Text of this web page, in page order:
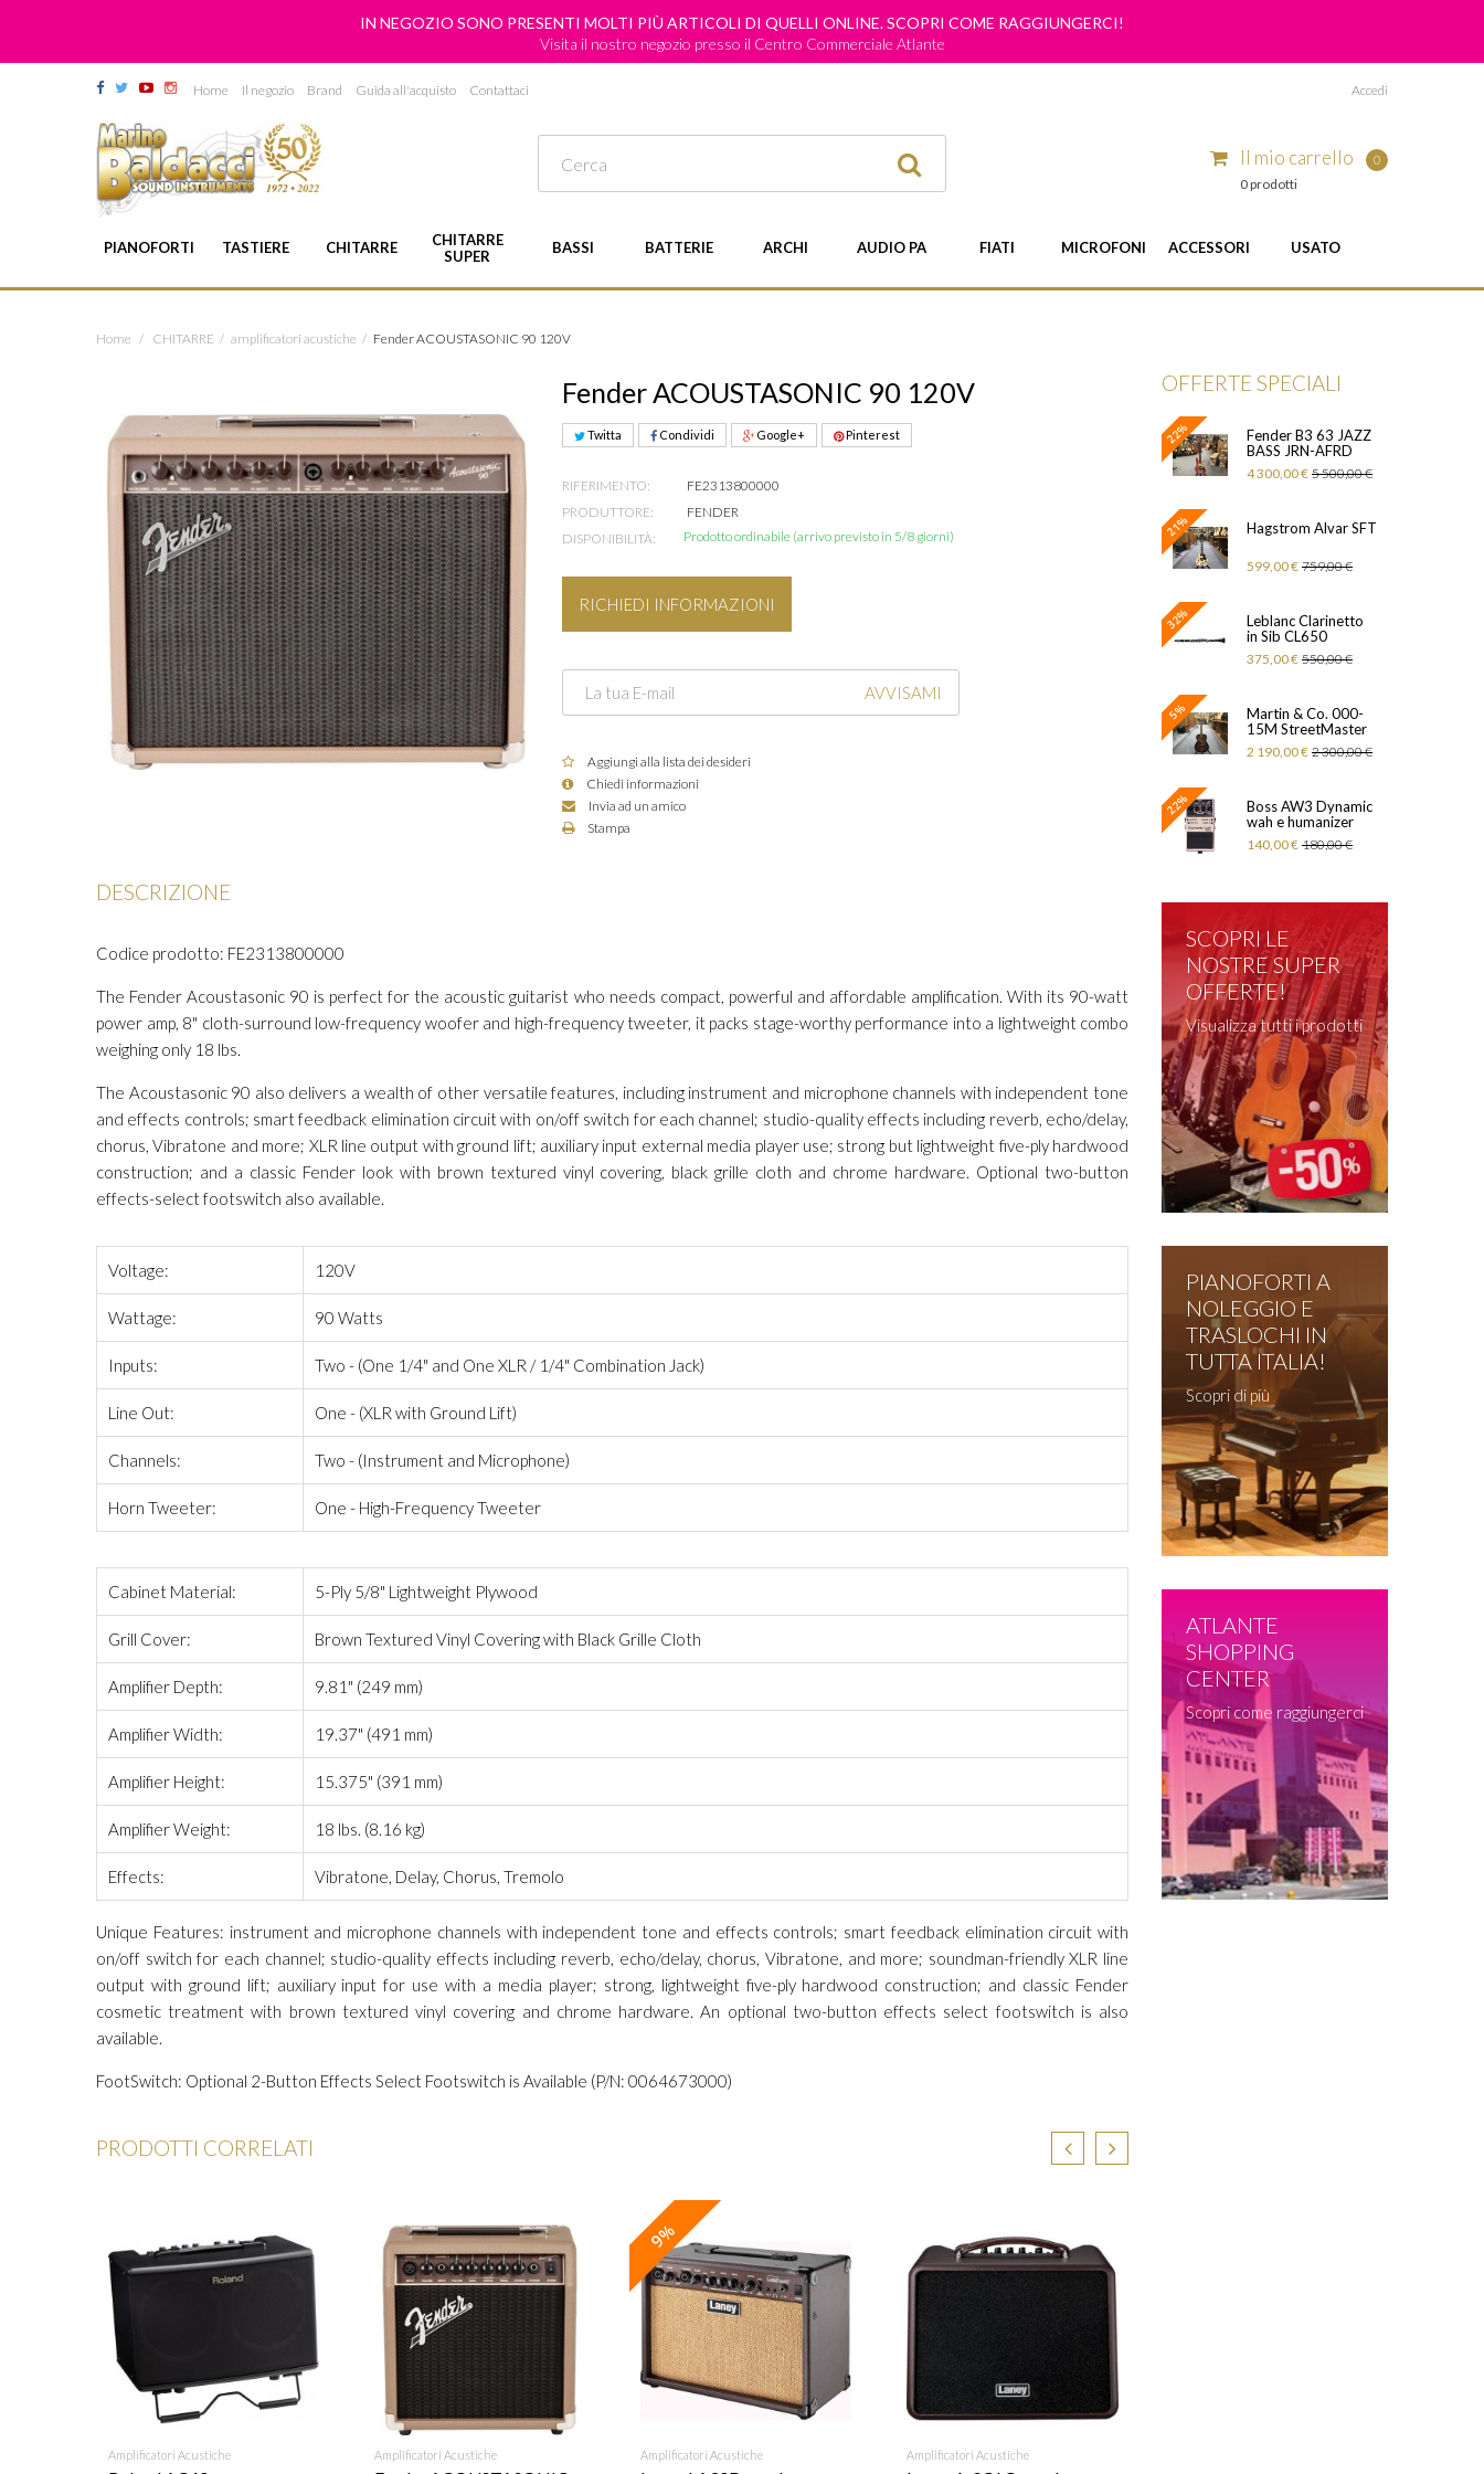
IN NEGOZIO SONO PRESENTI MOLTI PIÙ ARTICOLI DI QUELLI ONLINE. SCOPRI COME RAGGIUNGERCI!
Visita il nostro negozio presso il Centro Commerciale Atlante
Home Il negozio Brand Guida all'acquisto Contattaci Accedi
Il mio carrello
0
0 prodotti
PIANOFORTI TASTIERE CHITARRE
CHITARRE
SUPER
BASSI BATTERIE ARCHI AUDIO PA FIATI MICROFONI ACCESSORI USATO
Home / CHITARRE / amplificatori acustiche / Fender ACOUSTASONIC 90 120V
Fender ACOUSTASONIC 90 120V
Twitta Condividi Google+ Pinterest
RIFERIMENTO:
FE2313800000
PRODUTTORE:
FENDER
DISPONIBILITÀ:
Prodotto ordinabile (arrivo previsto in 5/8 giorni)
RICHIEDI INFORMAZIONI
AVVISAMI
Aggiungi alla lista dei desideri
Chiedi informazioni
Invia ad un amico
Stampa
DESCRIZIONE
Codice prodotto: FE2313800000
The Fender Acoustasonic 90 is perfect for the acoustic guitarist who needs compact, powerful and affordable amplification. With its 90-watt
power amp, 8" cloth-surround low-frequency woofer and high-frequency tweeter, it packs stage-worthy performance into a lightweight combo
weighing only 18 lbs.
The Acoustasonic 90 also delivers a wealth of other versatile features, including instrument and microphone channels with independent tone
and effects controls; smart feedback elimination circuit with on/off switch for each channel; studio-quality effects including reverb, echo/delay,
chorus, Vibratone and more; XLR line output with ground lift; auxiliary input external media player use; strong but lightweight five-ply hardwood
construction; and a classic Fender look with brown textured vinyl covering, black grille cloth and chrome hardware. Optional two-button
effects-select footswitch also available.
Voltage: 120V
Wattage: 90 Watts
Inputs: Two - (One 1/4" and One XLR / 1/4" Combination Jack)
Line Out: One - (XLR with Ground Lift)
Channels: Two - (Instrument and Microphone)
Horn Tweeter: One - High-Frequency Tweeter
Cabinet Material: 5-Ply 5/8" Lightweight Plywood
Grill Cover: Brown Textured Vinyl Covering with Black Grille Cloth
Amplifier Depth: 9.81" (249 mm)
Amplifier Width: 19.37" (491 mm)
Amplifier Height: 15.375" (391 mm)
Amplifier Weight: 18 lbs. (8.16 kg)
Effects: Vibratone, Delay, Chorus, Tremolo
Unique Features: instrument and microphone channels with independent tone and effects controls; smart feedback elimination circuit with
on/off switch for each channel; studio-quality effects including reverb, echo/delay, chorus, Vibratone, and more; soundman-friendly XLR line
output with ground lift; auxiliary input for use with a media player; strong, lightweight five-ply hardwood construction; and classic Fender
cosmetic treatment with brown textured vinyl covering and chrome hardware. An optional two-button effects select footswitch is also
available.
FootSwitch: Optional 2-Button Effects Select Footswitch is Available (P/N: 0064673000)
PRODOTTI CORRELATI
AGGIUNGI
Amplificatori Acustiche RICHIEDI INFO
Amplificatori Acustiche AGGIUNGI
9%
Amplificatori Acustiche RICHIEDI INFO
Amplificatori Acustiche
OFFERTE SPECIALI
22%
Fender B3 63 JAZZ
BASS JRN-AFRD
4 300,00 € 5 500,00 €
21% Hagstrom Alvar SFT
599,00 € 759,00 €
32%
Leblanc Clarinetto
in Sib CL650
375,00 € 550,00 €
5%
Martin & Co. 000-
15M StreetMaster
2 190,00 € 2 300,00 €
22%
Boss AW3 Dynamic
wah e humanizer
140,00 € 180,00 €
SCOPRI LE
NOSTRE SUPER
OFFERTE!
Visualizza tutti i prodotti
PIANOFORTI A
NOLEGGIO E
TRASLOCHI IN
TUTTA ITALIA!
Scopri di più
ATLANTE
SHOPPING
CENTER
Scopri come raggiungerci